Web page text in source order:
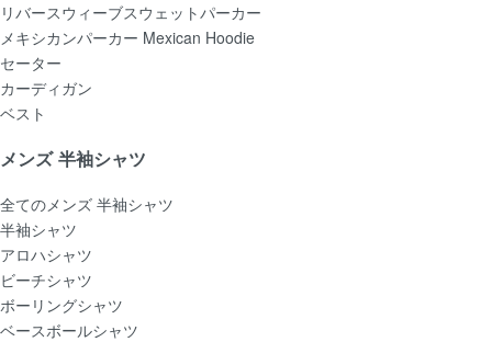
リバースウィーブスウェットパーカー
メキシカンパーカー Mexican Hoodie
セーター
カーディガン
ベスト
メンズ 半袖シャツ
全てのメンズ 半袖シャツ
半袖シャツ
アロハシャツ
ビーチシャツ
ボーリングシャツ
ベースボールシャツ